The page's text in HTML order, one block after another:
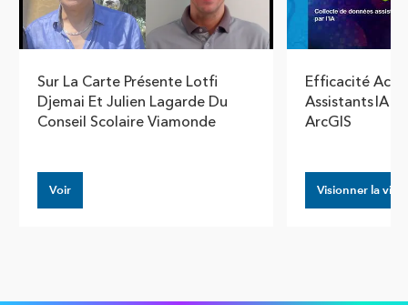
Sur La Carte Présente Lotfi
Djemai Et Julien Lagarde Du
Conseil Scolaire Viamonde
Voir
Efficacité
Assistants IA
ArcGIS
Visionner la